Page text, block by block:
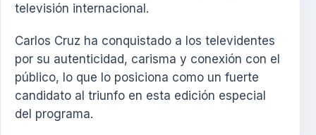
televisión internacional.
Carlos Cruz ha conquistado a los televidentes
por su autenticidad, carisma y conexión con el
público, lo que lo posiciona como un fuerte
candidato al triunfo en esta edición especial
del programa.